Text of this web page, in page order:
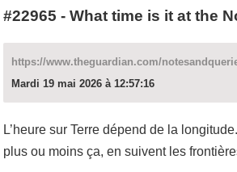
#22965 - What time is it at the
https://www.theguardian.com/
Mardi 19 mai 2026 à 12:57:16
L’heure sur Terre dépend de la
plus ou moins ça, en suivent les